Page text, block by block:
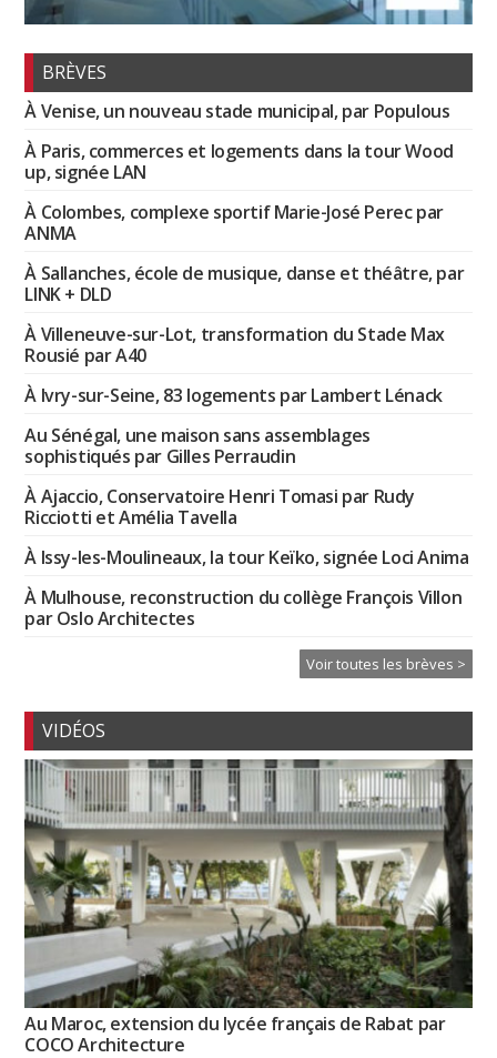
BRÈVES
À Venise, un nouveau stade municipal, par Populous
À Paris, commerces et logements dans la tour Wood
up, signée LAN
À Colombes, complexe sportif Marie-José Perec par
ANMA
À Sallanches, école de musique, danse et théâtre, par
LINK + DLD
À Villeneuve-sur-Lot, transformation du Stade Max
Rousié par A40
À Ivry-sur-Seine, 83 logements par Lambert Lénack
Au Sénégal, une maison sans assemblages
sophistiqués par Gilles Perraudin
À Ajaccio, Conservatoire Henri Tomasi par Rudy
Ricciotti et Amélia Tavella
À Issy-les-Moulineaux, la tour Keïko, signée Loci Anima
À Mulhouse, reconstruction du collège François Villon
par Oslo Architectes
Voir toutes les brèves >
VIDÉOS
Au Maroc, extension du lycée français de Rabat par
COCO Architecture